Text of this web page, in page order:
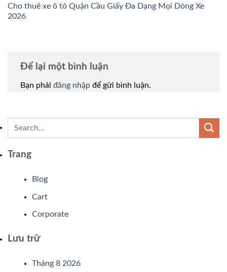
Cho thuê xe ô tô Quận Cầu Giấy Đa Dạng Mọi Dòng Xe
2026
Để lại một bình luận
Bạn phải đăng nhập để gửi bình luận.
Trang
Blog
Cart
Corporate
Lưu trữ
Tháng 8 2026